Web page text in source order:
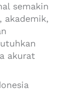
semakin
akademik,
akurat